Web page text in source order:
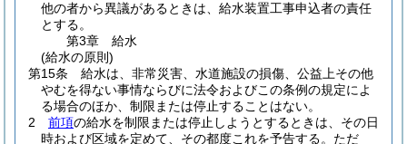
他の者から異議があるときは、給水装置工事申込者の責任
とする。
第3章
給水
(給水の原則)
第15条
給水は、非常災害、水道施設の損傷、公益上その他
やむを得ない事情ならびに法令およびこの条例の規定によ
る場合のほか、制限または停止することはない。
2
前項の給水を制限または停止しようとするときは、その日
時および区域を定めて、その都度これを予告する。 ただ